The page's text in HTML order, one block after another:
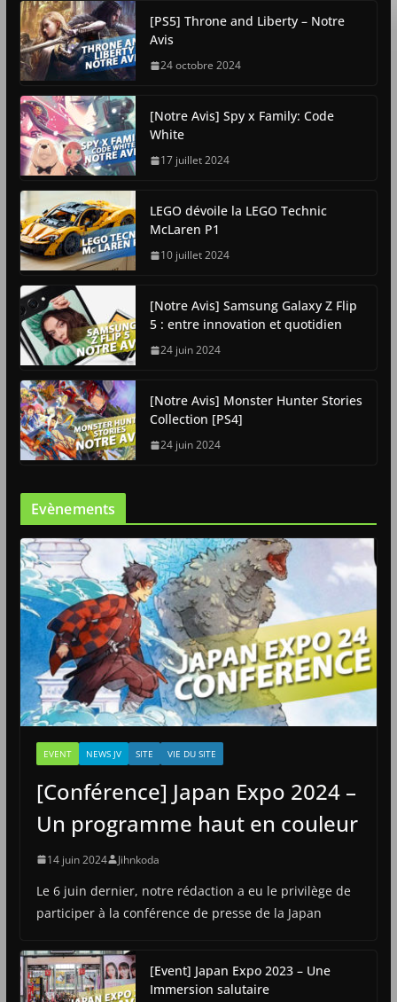
[PS5] Throne and Liberty – Notre
Avis
24 octobre 2024
[Notre Avis] Spy x Family: Code
White
17 juillet 2024
LEGO dévoile la LEGO Technic
McLaren P1
10 juillet 2024
[Notre Avis] Samsung Galaxy Z Flip
5 : entre innovation et quotidien
24 juin 2024
[Notre Avis] Monster Hunter Stories
Collection [PS4]
24 juin 2024
Evènements
EVENT NEWS JV SITE VIE DU SITE
[Conférence] Japan Expo 2024 –
Un programme haut en couleur
14 juin 2024 Jihnkoda
Le 6 juin dernier, notre rédaction a eu le privilège de
participer à la conférence de presse de la Japan
[Event] Japan Expo 2023 – Une
Immersion salutaire